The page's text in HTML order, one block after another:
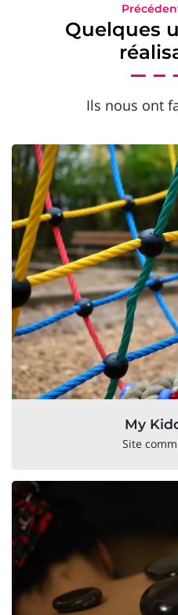
Quelques
Ils nous ont
My
Site